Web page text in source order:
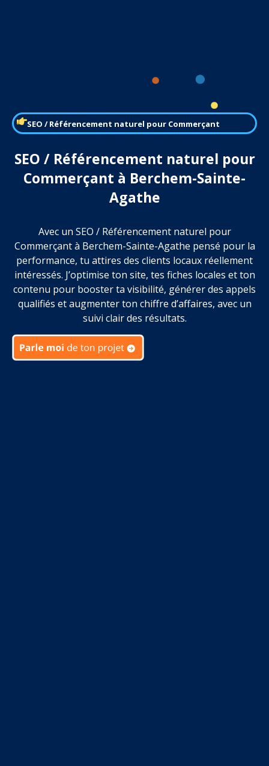
SEO / Référencement naturel pour Commerçant
SEO / Référencement naturel pour
Commerçant à Berchem-Sainte-
Agathe
Avec un SEO / Référencement naturel pour
Commerçant à Berchem-Sainte-Agathe pensé pour la
performance, tu attires des clients locaux réellement
intéressés. J’optimise ton site, tes fiches locales et ton
contenu pour booster ta visibilité, générer des appels
qualifiés et augmenter ton chiffre d’affaires, avec un
suivi clair des résultats.